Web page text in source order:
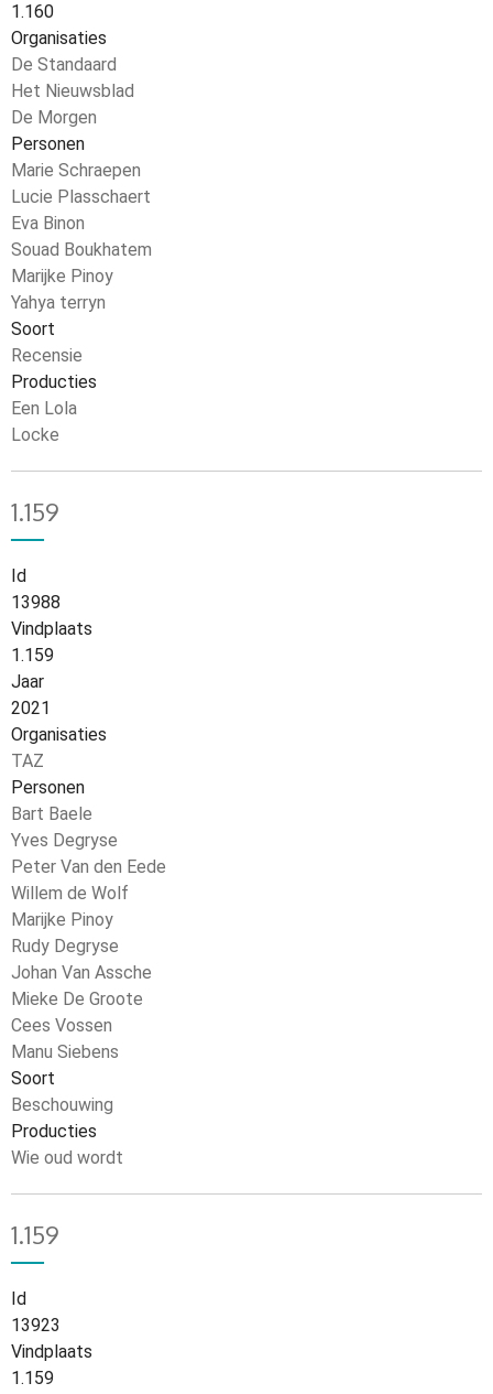
1.160
Organisaties
De Standaard
Het Nieuwsblad
De Morgen
Personen
Marie Schraepen
Lucie Plasschaert
Eva Binon
Souad Boukhatem
Marijke Pinoy
Yahya terryn
Soort
Recensie
Producties
Een Lola
Locke
1.159
Id
13988
Vindplaats
1.159
Jaar
2021
Organisaties
TAZ
Personen
Bart Baele
Yves Degryse
Peter Van den Eede
Willem de Wolf
Marijke Pinoy
Rudy Degryse
Johan Van Assche
Mieke De Groote
Cees Vossen
Manu Siebens
Soort
Beschouwing
Producties
Wie oud wordt
1.159
Id
13923
Vindplaats
1.159